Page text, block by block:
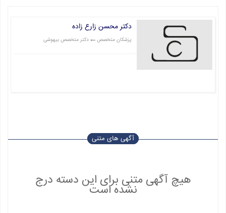
دکتر محسن زارع زاده
پزشکان متخصص دکتر متخصص بیهوشی
آگهی های متنی
هیچ آگهی متنی برای این دسته درج
نشده است